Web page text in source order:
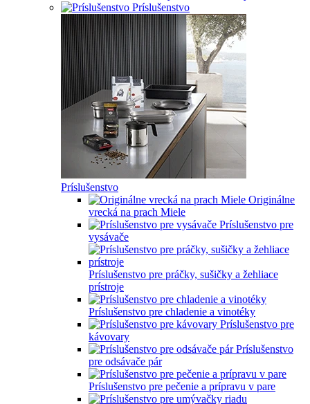
Príslušenstvo
Príslušenstvo
Originálne
vrecká na prach Miele
Príslušenstvo pre
vysávače
Príslušenstvo pre práčky, sušičky a žehliace
prístroje
Príslušenstvo pre chladenie a vinotéky
Príslušenstvo pre
kávovary
Príslušenstvo
pre odsávače pár
Príslušenstvo pre pečenie a prípravu v pare